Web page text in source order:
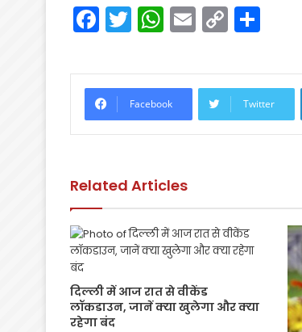
F
a
c
e
b
o
k
T
w
itt
er
W
h
a
ts
A
p
E
m
ai
l
C
o
p
y
Li
ar
e
Facebook Twitter
Related Articles
दिल्ली में आज रात से वीकेंड
लॉकडाउन, जानें क्‍या खुलेगा और क्‍या
रहेगा बंद